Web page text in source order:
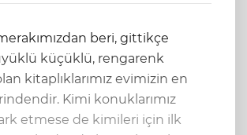
beri, gittikçe
küçüklü, rengarenk
kitaplıklarımız evimizin en
Kimi konuklarımız
etmese de kimileri için ilk